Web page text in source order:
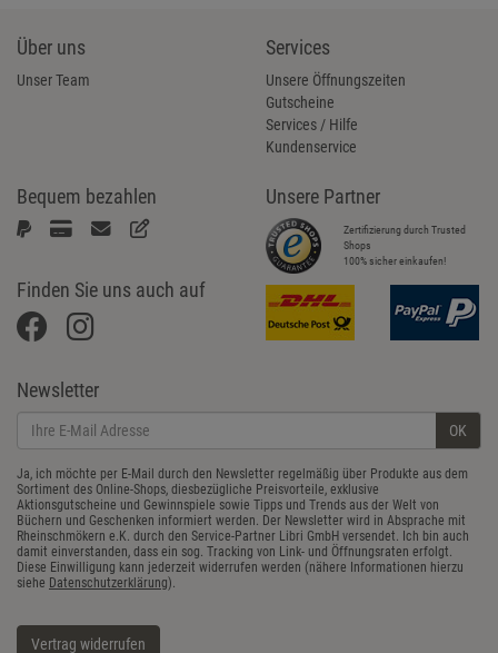
Über uns
Unser Team
Services
Unsere Öffnungszeiten
Gutscheine
Services / Hilfe
Kundenservice
Bequem bezahlen
Finden Sie uns auch auf
Unsere Partner
Zertifizierung durch Trusted
Shops
100% sicher einkaufen!
Newsletter
OK
Ja, ich möchte per E-Mail durch den Newsletter regelmäßig über Produkte aus dem
Sortiment des Online-Shops, diesbezügliche Preisvorteile, exklusive
Aktionsgutscheine und Gewinnspiele sowie Tipps und Trends aus der Welt von
Büchern und Geschenken informiert werden. Der Newsletter wird in Absprache mit
Rheinschmökern e.K. durch den Service-Partner Libri GmbH versendet. Ich bin auch
damit einverstanden, dass ein sog. Tracking von Link- und Öffnungsraten erfolgt.
Diese Einwilligung kann jederzeit widerrufen werden (nähere Informationen hierzu
siehe Datenschutzerklärung).
Vertrag widerrufen